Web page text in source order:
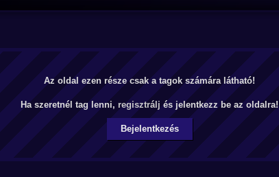
Az oldal ezen része csak a tagok számára látható!
Ha szeretnél tag lenni, regisztrálj és jelentkezz be az oldalra!
Bejelentkezés